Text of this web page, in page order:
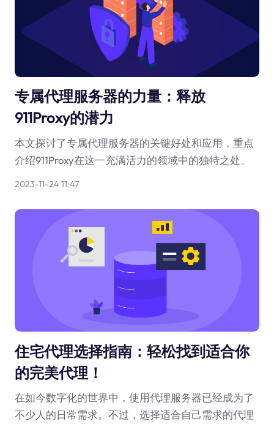
专属代理服务器的力量：释放
911Proxy的潜力
本文探讨了专属代理服务器的关键好处和应用，重点
介绍911Proxy在这一充满活力的领域中的独特之处。
2023-11-24 11:47
住宅代理选择指南：轻松找到适合你
的完美代理！
在如今数字化的世界中，使用代理服务器已经成为了
不少人的日常需求。不过，选择适合自己需求的代理